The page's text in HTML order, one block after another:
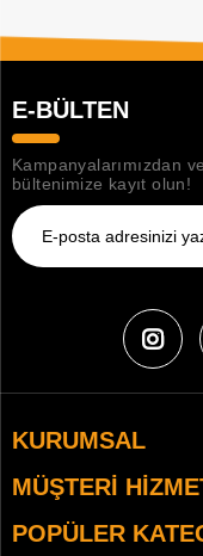
E-BÜLTEN
Kampanyalarımızdan
bültenimize kayıt olun!
KURUMSAL
MÜŞTERI
POPÜLER